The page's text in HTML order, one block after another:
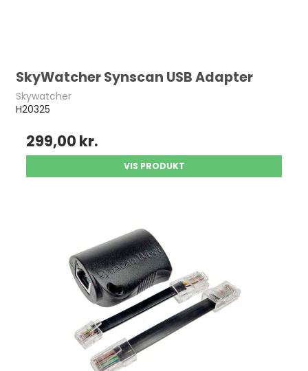
SkyWatcher Synscan USB Adapter
Skywatcher
H20325
299,00 kr.
VIS PRODUKT